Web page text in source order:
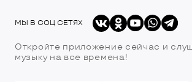
МЫ В СОЦ СЕТЯХ
Откройте приложение сейчас и
музыку на все времена!